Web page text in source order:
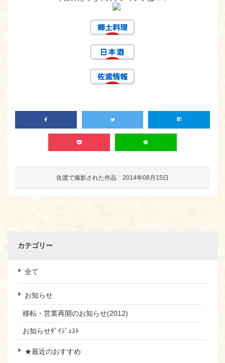
佐渡で撮影された作品 2014年08月15日
カテゴリー
全て
お知らせ
移転・営業再開のお知らせ(2012)
お知らせﾀﾞｲｼﾞｪｽﾄ
★最近のおすすめ